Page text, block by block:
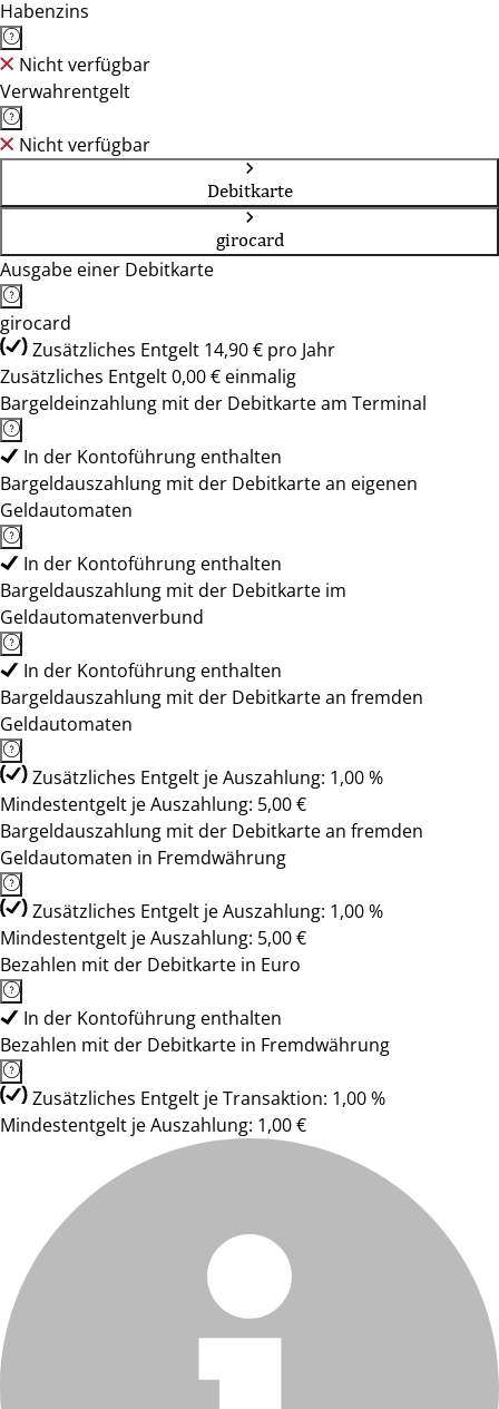
Habenzins
Nicht verfügbar
Verwahrentgelt
Nicht verfügbar
Debitkarte
girocard
Ausgabe einer Debitkarte
girocard
Zusätzliches Entgelt 14,90 € pro Jahr
Zusätzliches Entgelt 0,00 € einmalig
Bargeldeinzahlung mit der Debitkarte am Terminal
In der Kontoführung enthalten
Bargeldauszahlung mit der Debitkarte an eigenen
Geldautomaten
In der Kontoführung enthalten
Bargeldauszahlung mit der Debitkarte im
Geldautomatenverbund
In der Kontoführung enthalten
Bargeldauszahlung mit der Debitkarte an fremden
Geldautomaten
Zusätzliches Entgelt je Auszahlung: 1,00 %
Mindestentgelt je Auszahlung: 5,00 €
Bargeldauszahlung mit der Debitkarte an fremden
Geldautomaten in Fremdwährung
Zusätzliches Entgelt je Auszahlung: 1,00 %
Mindestentgelt je Auszahlung: 5,00 €
Bezahlen mit der Debitkarte in Euro
In der Kontoführung enthalten
Bezahlen mit der Debitkarte in Fremdwährung
Zusätzliches Entgelt je Transaktion: 1,00 %
Mindestentgelt je Auszahlung: 1,00 €